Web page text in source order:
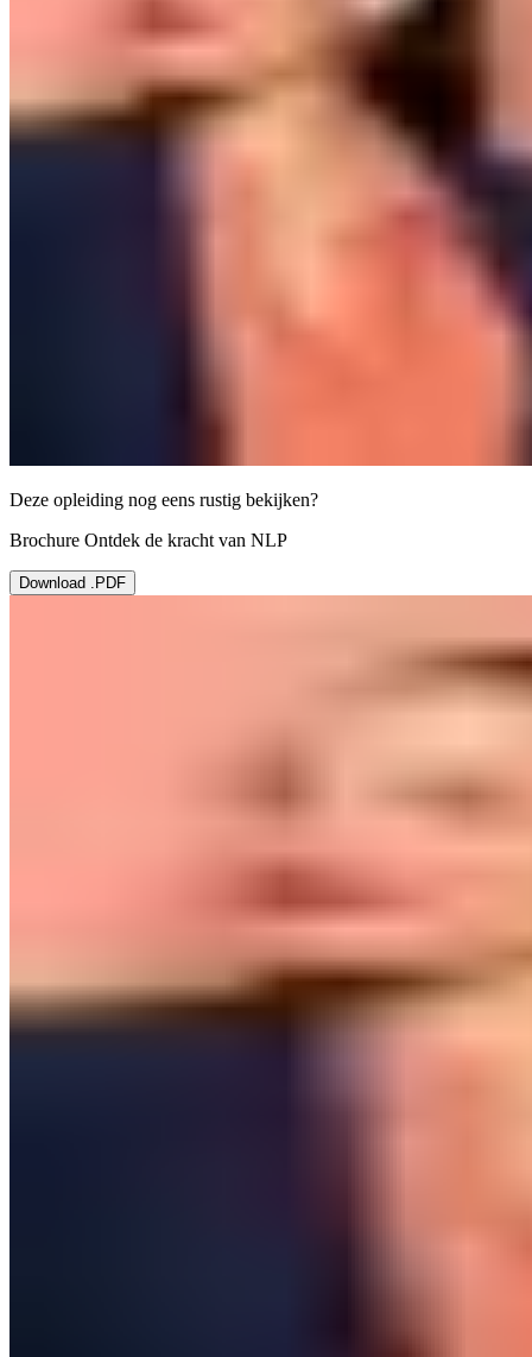
Deze opleiding nog eens rustig bekijken?
Brochure Ontdek de kracht van NLP
Download .PDF